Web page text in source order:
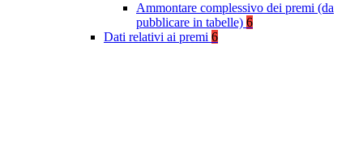
Ammontare complessivo dei premi (da
pubblicare in tabelle) 6
Dati relativi ai premi 6